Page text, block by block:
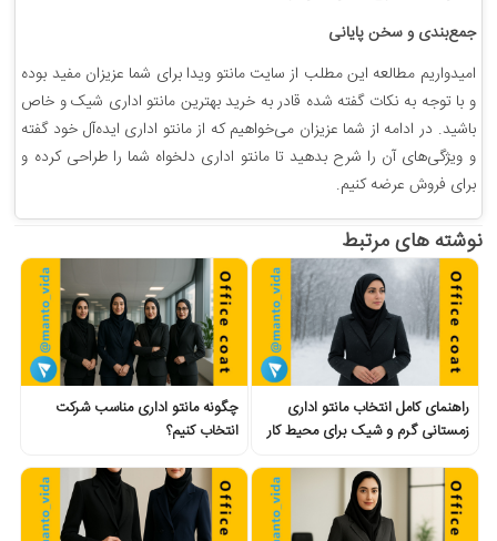
جمع‌بندی و سخن پایانی
امیدواریم مطالعه این مطلب از سایت مانتو ویدا برای شما عزیزان مفید بوده
و با توجه به نکات گفته شده قادر به خرید بهترین مانتو اداری شیک و خاص
باشید. در ادامه از شما عزیزان می‌خواهیم که از مانتو اداری ایده‌آل خود گفته
و ویژگی‌های آن را شرح بدهید تا مانتو اداری دلخواه شما را طراحی کرده و
برای فروش عرضه کنیم.
نوشته های مرتبط
راهنمای کامل انتخاب مانتو اداری
زمستانی گرم و شیک برای محیط کار
چگونه مانتو اداری مناسب شرکت
انتخاب کنیم؟